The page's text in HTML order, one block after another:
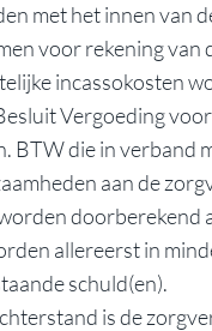
met het innen van
voor rekening van
incassokosten
Vergoeding
BTW die in verband
aan de
doorberekend
allereerst in
schuld(en).
is de